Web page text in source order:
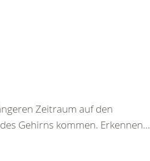
Zeitraum auf den
Gehirns kommen. Erkennen...